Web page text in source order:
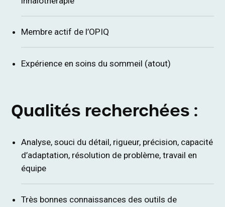
Membre actif de l’OPIQ
Expérience en soins du sommeil (atout)
Qualités recherchées :
Analyse, souci du détail, rigueur, précision, capacité
d’adaptation, résolution de problème, travail en
équipe
Très bonnes connaissances des outils de